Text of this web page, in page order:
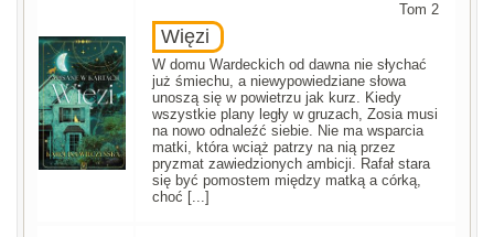
Tom 2
Więzi
W domu Wardeckich od dawna nie słychać
już śmiechu, a niewypowiedziane słowa
unoszą się w powietrzu jak kurz. Kiedy
wszystkie plany legły w gruzach, Zosia musi
na nowo odnaleźć siebie. Nie ma wsparcia
matki, która wciąż patrzy na nią przez
pryzmat zawiedzionych ambicji. Rafał stara
się być pomostem między matką a córką,
choć [...]